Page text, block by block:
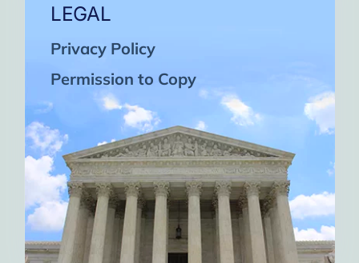
LEGAL
Privacy Policy
Permission to Copy